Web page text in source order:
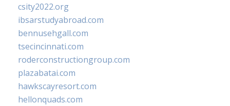
csity2022.org
ibsarstudyabroad.com
bennusehgall.com
tsecincinnati.com
roderconstructiongroup.com
plazabatai.com
hawkscayresort.com
hellonquads.com